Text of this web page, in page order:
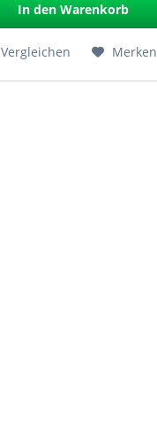
In den Warenkorb
Vergleichen Merken